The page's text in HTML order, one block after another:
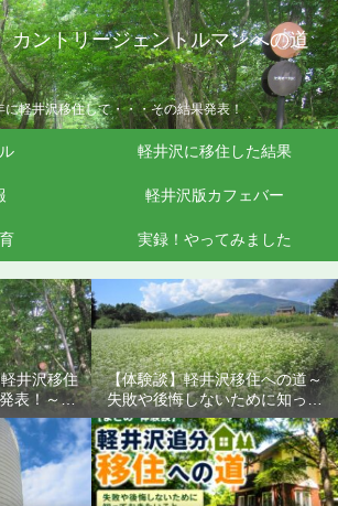
ントリージェントルマンへの道
に軽井沢移住して・・・その結果発表！
軽井沢に移住した結果
軽井沢版カフェバー
実録！やってみました
井沢移住
表！～失
知ってお
【体験談】軽井沢移住への道～
失敗や後悔しないために知って
おきたいこと